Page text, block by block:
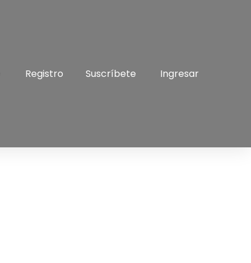
Registro Suscríbete Ingresar